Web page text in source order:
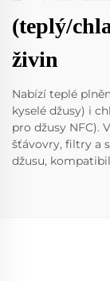
(teplý/
živin
Nabízí teplé
kyselé džusy) i
pro džusy NFC).
šťávovry, filtry a
džusu,